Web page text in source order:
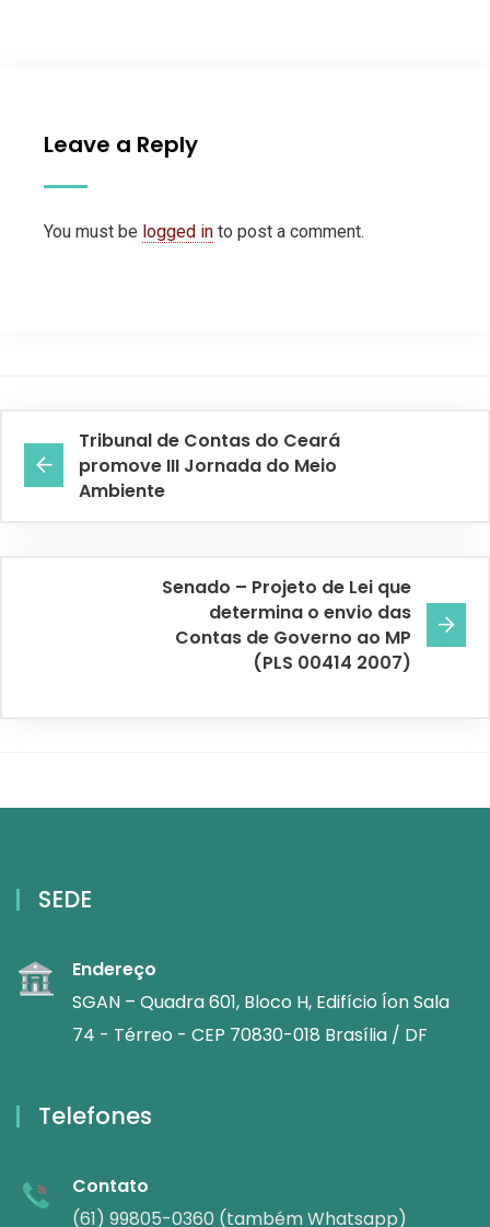
Leave a Reply
You must be logged in to post a comment.
Tribunal de Contas do Ceará
promove III Jornada do Meio
Ambiente
Senado – Projeto de Lei que
determina o envio das
Contas de Governo ao MP
(PLS 00414 2007)
SEDE
Endereço
SGAN – Quadra 601, Bloco H, Edifício Íon Sala
74 - Térreo - CEP 70830-018 Brasília / DF
Telefones
Contato
(61) 99805-0360 (também Whatsapp)